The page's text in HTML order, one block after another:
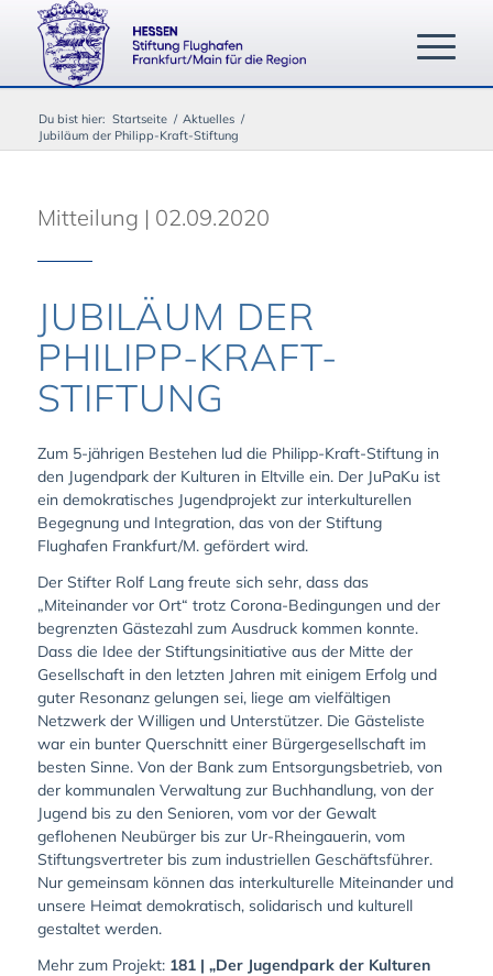
Du bist hier: Startseite / Aktuelles /
Jubiläum der Philipp-Kraft-Stiftung
Mitteilung | 02.09.2020
JUBILÄUM DER
PHILIPP-KRAFT-
STIFTUNG
Zum 5-jährigen Bestehen lud die Philipp-Kraft-Stiftung in
den Jugendpark der Kulturen in Eltville ein. Der JuPaKu ist
ein demokratisches Jugendprojekt zur interkulturellen
Begegnung und Integration, das von der Stiftung
Flughafen Frankfurt/M. gefördert wird.
Der Stifter Rolf Lang freute sich sehr, dass das
„Miteinander vor Ort“ trotz Corona-Bedingungen und der
begrenzten Gästezahl zum Ausdruck kommen konnte.
Dass die Idee der Stiftungsinitiative aus der Mitte der
Gesellschaft in den letzten Jahren mit einigem Erfolg und
guter Resonanz gelungen sei, liege am vielfältigen
Netzwerk der Willigen und Unterstützer. Die Gästeliste
war ein bunter Querschnitt einer Bürgergesellschaft im
besten Sinne. Von der Bank zum Entsorgungsbetrieb, von
der kommunalen Verwaltung zur Buchhandlung, von der
Jugend bis zu den Senioren, vom vor der Gewalt
geflohenen Neubürger bis zur Ur-Rheingauerin, vom
Stiftungsvertreter bis zum industriellen Geschäftsführer.
Nur gemeinsam können das interkulturelle Miteinander und
unsere Heimat demokratisch, solidarisch und kulturell
gestaltet werden.
Mehr zum Projekt: 181 | „Der Jugendpark der Kulturen